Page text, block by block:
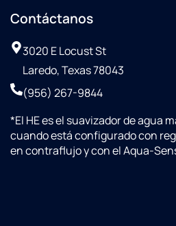
Contáctanos
3020 E Locust St
Laredo, Texas 78043
(956) 267-9844
*El HE es el suavizador de agua
cuando está configurado con
en contraflujo y con el Aqua-